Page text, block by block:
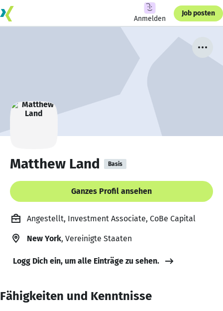
Anmelden
Job posten
Matthew Land Basis
Ganzes Profil ansehen
Angestellt, Investment Associate, CoBe Capital
New York, Vereinigte Staaten
Logg Dich ein, um alle Einträge zu sehen.
Fähigkeiten und Kenntnisse